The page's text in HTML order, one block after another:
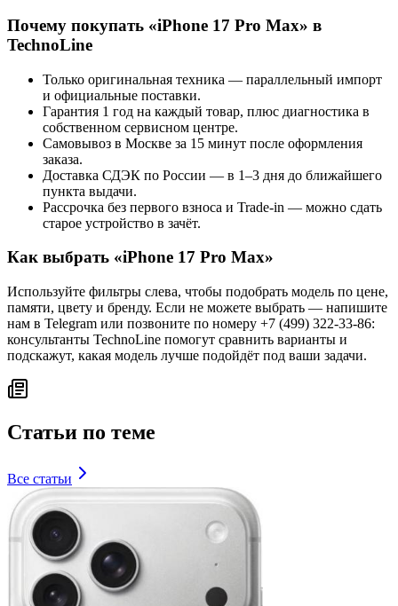
Почему покупать «iPhone 17 Pro Max» в
TechnoLine
Только оригинальная техника — параллельный импорт
и официальные поставки.
Гарантия 1 год на каждый товар, плюс диагностика в
собственном сервисном центре.
Самовывоз в Москве за 15 минут после оформления
заказа.
Доставка СДЭК по России — в 1–3 дня до ближайшего
пункта выдачи.
Рассрочка без первого взноса и Trade-in — можно сдать
старое устройство в зачёт.
Как выбрать «iPhone 17 Pro Max»
Используйте фильтры слева, чтобы подобрать модель по цене,
памяти, цвету и бренду. Если не можете выбрать — напишите
нам в Telegram или позвоните по номеру +7 (499) 322-33-86:
консультанты TechnoLine помогут сравнить варианты и
подскажут, какая модель лучше подойдёт под ваши задачи.
Статьи по теме
Все статьи